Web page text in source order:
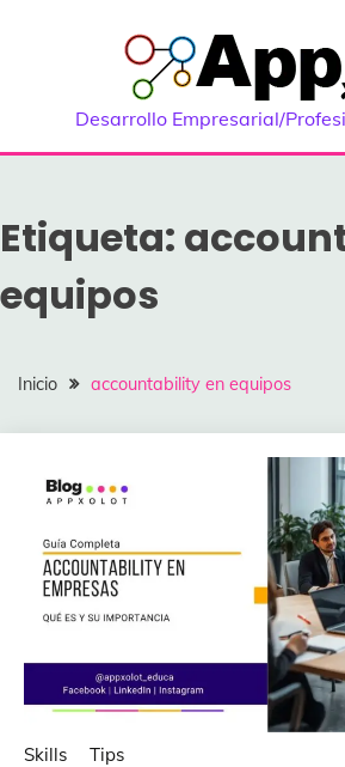
Desarrollo Empresarial/
Etiqueta:
equipos
Inicio accountability en equipos
Skills Tips